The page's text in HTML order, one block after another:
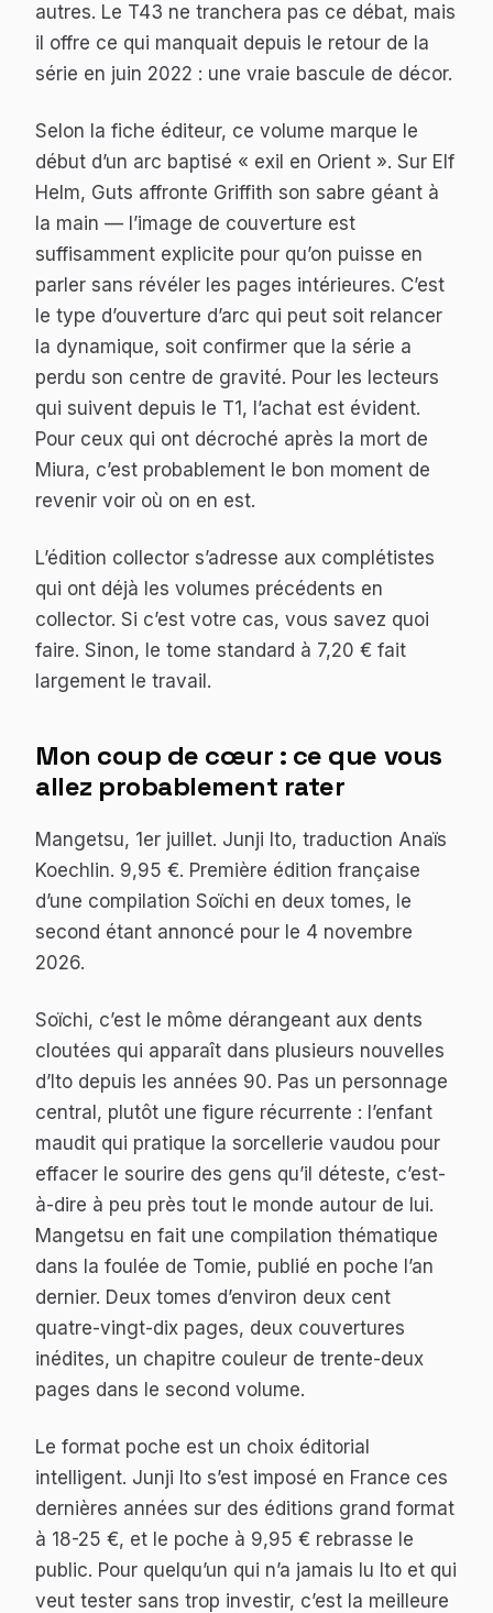
autres. Le T43 ne tranchera pas ce débat, mais
il offre ce qui manquait depuis le retour de la
série en juin 2022 : une vraie bascule de décor.
Selon la fiche éditeur, ce volume marque le
début d’un arc baptisé « exil en Orient ». Sur Elf
Helm, Guts affronte Griffith son sabre géant à
la main — l’image de couverture est
suffisamment explicite pour qu’on puisse en
parler sans révéler les pages intérieures. C’est
le type d’ouverture d’arc qui peut soit relancer
la dynamique, soit confirmer que la série a
perdu son centre de gravité. Pour les lecteurs
qui suivent depuis le T1, l’achat est évident.
Pour ceux qui ont décroché après la mort de
Miura, c’est probablement le bon moment de
revenir voir où on en est.
L’édition collector s’adresse aux complétistes
qui ont déjà les volumes précédents en
collector. Si c’est votre cas, vous savez quoi
faire. Sinon, le tome standard à 7,20 € fait
largement le travail.
Mon coup de cœur : ce que vous
allez probablement rater
Mangetsu, 1er juillet. Junji Ito, traduction Anaïs
Koechlin. 9,95 €. Première édition française
d’une compilation Soïchi en deux tomes, le
second étant annoncé pour le 4 novembre
2026.
Soïchi, c’est le môme dérangeant aux dents
cloutées qui apparaît dans plusieurs nouvelles
d’Ito depuis les années 90. Pas un personnage
central, plutôt une figure récurrente : l’enfant
maudit qui pratique la sorcellerie vaudou pour
effacer le sourire des gens qu’il déteste, c’est-
à-dire à peu près tout le monde autour de lui.
Mangetsu en fait une compilation thématique
dans la foulée de Tomie, publié en poche l’an
dernier. Deux tomes d’environ deux cent
quatre-vingt-dix pages, deux couvertures
inédites, un chapitre couleur de trente-deux
pages dans le second volume.
Le format poche est un choix éditorial
intelligent. Junji Ito s’est imposé en France ces
dernières années sur des éditions grand format
à 18-25 €, et le poche à 9,95 € rebrasse le
public. Pour quelqu’un qui n’a jamais lu Ito et qui
veut tester sans trop investir, c’est la meilleure